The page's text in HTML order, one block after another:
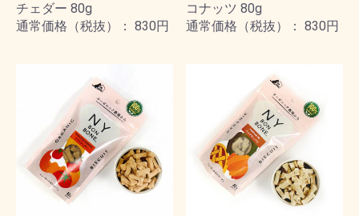
チェダー 80g
通常価格（税抜）： 830円
コナッツ 80g
通常価格（税抜）： 830円